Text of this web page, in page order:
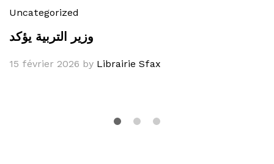
Uncategorized
وزير التربية يؤكد
15 février 2026 by Librairie Sfax